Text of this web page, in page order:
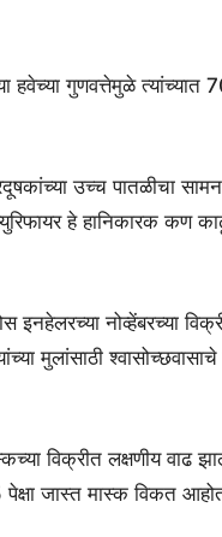
गुणवत्तेमुळे त्यांच्यात
उच्च पातळीचा
हे हानिकारक कण
नोव्हेंबरच्या
मुलांसाठी
विक्रीत लक्षणीय वाढ
जास्त मास्क विकत